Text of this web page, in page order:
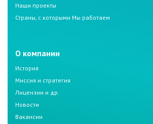
Наши проекты
Страны, с которыми Мы работаем
О компании
История
Миссия и стратегия
Лицензии и др.
Новости
Вакансии